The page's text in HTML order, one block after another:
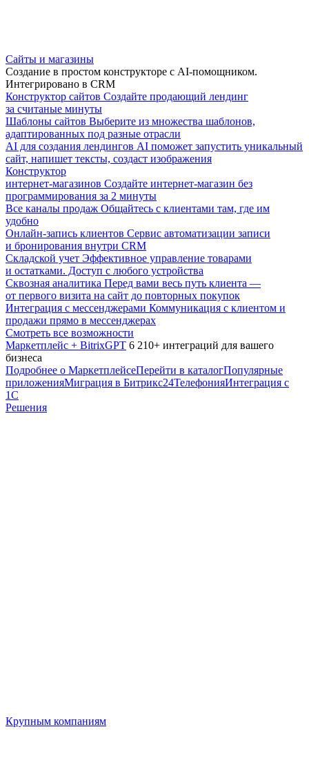
Сайты и магазины
Создание в простом конструкторе с AI-помощником.
Интегрировано в CRM
Конструктор сайтов Создайте продающий лендинг
за считаные минуты
Шаблоны сайтов Выберите из множества шаблонов,
адаптированных под разные отрасли
AI для создания лендингов AI поможет запустить уникальный
сайт, напишет тексты, создаст изображения
Конструктор
интернет-магазинов Создайте интернет-магазин без
программирования за 2 минуты
Все каналы продаж Общайтесь с клиентами там, где им
удобно
Онлайн-запись клиентов Сервис автоматизации записи
и бронирования внутри CRM
Складской учет Эффективное управление товарами
и остатками. Доступ с любого устройства
Сквозная аналитика Перед вами весь путь клиента —
от первого визита на сайт до повторных покупок
Интеграция с мессенджерами Коммуникация с клиентом и
продажи прямо в мессенджерах
Смотреть все возможности
Маркетплейс + BitrixGPT 6 210+ интеграций для вашего
бизнеса
Подробнее о МаркетплейсеПерейти в каталогПопулярные
приложенияМиграция в Битрикс24ТелефонияИнтеграция с
1С
Решения
Крупным компаниям